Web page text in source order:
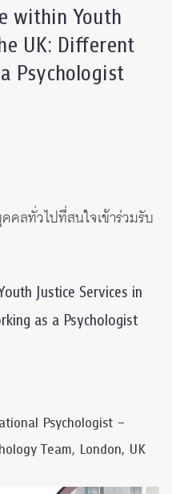
within Youth
UK: Different
Psychologist
ลทั่วไปที่สนใจเข้าร่วมรับ
Justice Services in
as a Psychologist
Psychologist –
Team, London, UK